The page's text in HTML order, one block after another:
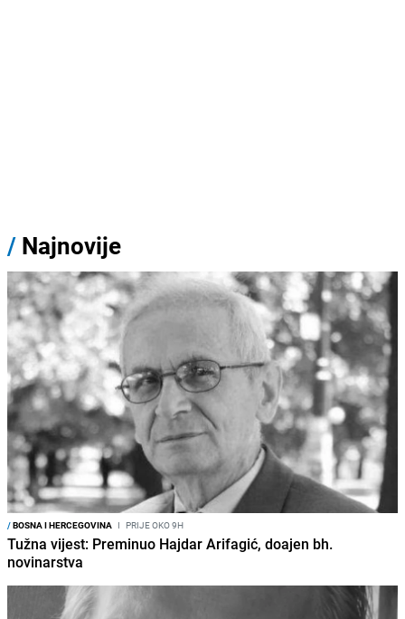
/ Najnovije
/BOSNA I HERCEGOVINA I PRIJE OKO 9H
Tužna vijest: Preminuo Hajdar Arifagić, doajen bh.
novinarstva